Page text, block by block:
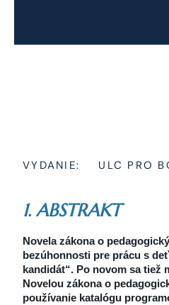
VYDANIE: ULC PRO
1. ABSTRAKT
Novela zákona o
bezúhonnosti pre prácu s
kandidát“. Po novom sa
Novelou zákona o
používanie katalógu